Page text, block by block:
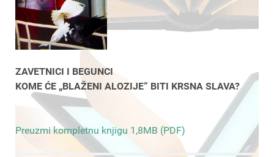
ZAVETNICI I BEGUNCI
KOME ĆE „BLAŽENI ALOZIJE” BITI KRSNA SLAVA?
Preuzmi kompletnu knjigu 1,8MB (PDF)